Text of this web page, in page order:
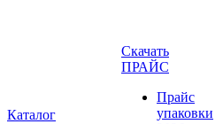
Каталог
Скачать
ПРАЙС
Прайс
упаковки